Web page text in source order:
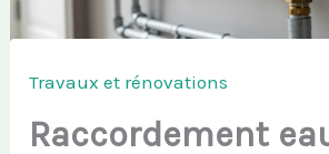
Travaux et rénovations
Raccordement